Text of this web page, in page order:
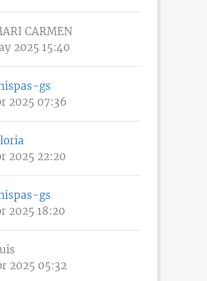
CARMEN
2025 15:40
gs
2025 07:36
2025 22:20
gs
2025 18:20
2025 05:32